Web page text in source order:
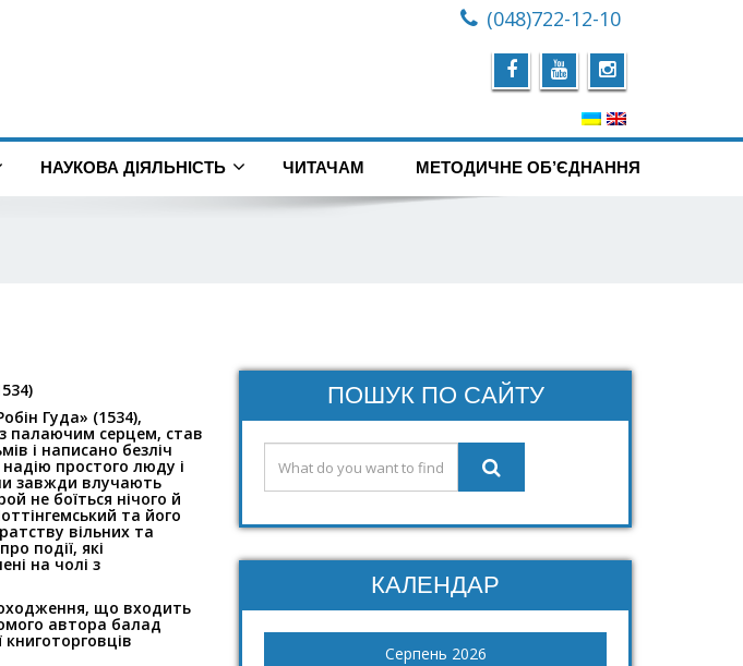
(048)722-12-10
НАУКОВА ДІЯЛЬНІСТЬ ЧИТАЧАМ МЕТОДИЧНЕ ОБ’ЄДНАННЯ
Гуда» (1534),
палаючим серцем, став
і написано безліч
надію простого люду і
завжди влучають
не боїться нічого й
та його
вільних та
події, які
на чолі з
що входить
автора балад
книготорговців
ПОШУК ПО САЙТУ
КАЛЕНДАР
Серпень 2026